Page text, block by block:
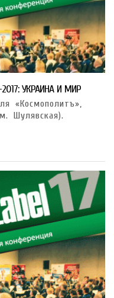
2017: УКРАИНА И МИР
«Космополитъ»,
Шулявская).